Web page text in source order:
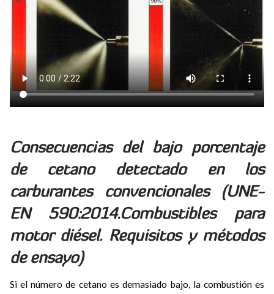
Consecuencias del bajo porcentaje
de cetano detectado en los
carburantes convencionales (UNE-
EN 590:2014.Combustibles para
motor diésel. Requisitos y métodos
de ensayo)
Si el número de cetano es demasiado bajo, la combustión es